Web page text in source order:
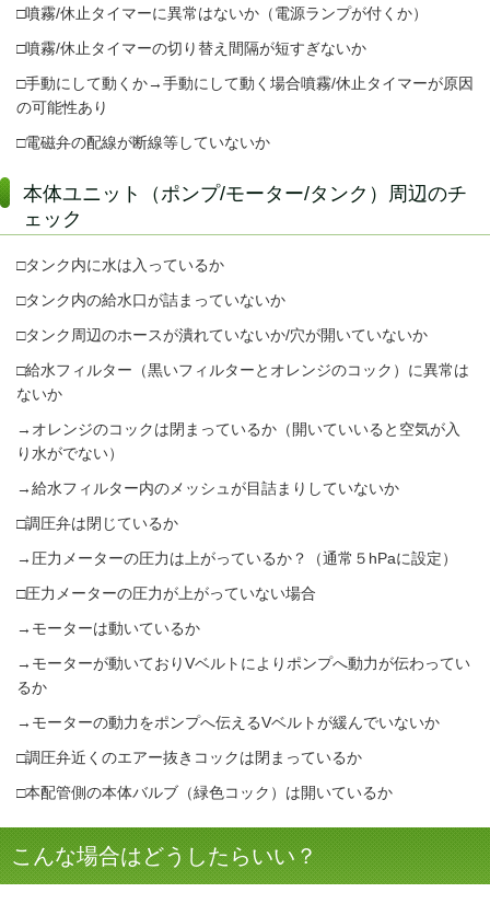
□噴霧/休止タイマーに異常はないか（電源ランプが付くか）
□噴霧/休止タイマーの切り替え間隔が短すぎないか
□手動にして動くか→手動にして動く場合噴霧/休止タイマーが原因
の可能性あり
□電磁弁の配線が断線等していないか
本体ユニット（ポンプ/モーター/タンク）周辺のチ
ェック
□タンク内に水は入っているか
□タンク内の給水口が詰まっていないか
□タンク周辺のホースが潰れていないか/穴が開いていないか
□給水フィルター（黒いフィルターとオレンジのコック）に異常は
ないか
→オレンジのコックは閉まっているか（開いていいると空気が入
り水がでない）
→給水フィルター内のメッシュが目詰まりしていないか
□調圧弁は閉じているか
→圧力メーターの圧力は上がっているか？（通常５hPaに設定）
□圧力メーターの圧力が上がっていない場合
→モーターは動いているか
→モーターが動いておりVベルトによりポンプへ動力が伝わってい
るか
→モーターの動力をポンプへ伝えるVベルトが緩んでいないか
□調圧弁近くのエアー抜きコックは閉まっているか
□本配管側の本体バルブ（緑色コック）は開いているか
こんな場合はどうしたらいい？